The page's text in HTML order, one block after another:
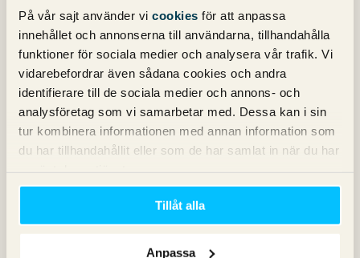
På vår sajt använder vi cookies för att anpassa
innehållet och annonserna till användarna, tillhandahålla
funktioner för sociala medier och analysera vår trafik. Vi
vidarebefordrar även sådana cookies och andra
identifierare till de sociala medier och annons- och
analysföretag som vi samarbetar med. Dessa kan i sin
tur kombinera informationen med annan information som
du har tillhandahållit eller som de har samlat in när du har
Tillåt alla
Anpassa
Kul att du gillar undersökning. Det ligger mycket tid och
kärlek bakom den :-). En av de större sökordsanalyser jag
gjort.
Dina frågor:
1. Nej, vi har inte kollat på detta. Kanske i nästa
undersökning. Däremot beräknade vi schablonmässigt
bort den del av sökningarna som hamnar på Adwords. Så
bankerna kan inte ”rädda hem” delar av dessa två
miljarder med Adwords.
2. Jag vet inte vilka av bankerna som köper SEO idag.